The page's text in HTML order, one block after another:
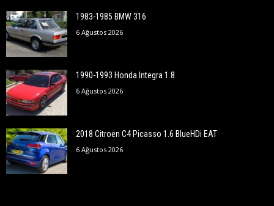
1983-1985 BMW 316
6 Ağustos 2026
1990-1993 Honda Integra 1.8
6 Ağustos 2026
2018 Citroen C4 Picasso 1.6 BlueHDi EAT
6 Ağustos 2026